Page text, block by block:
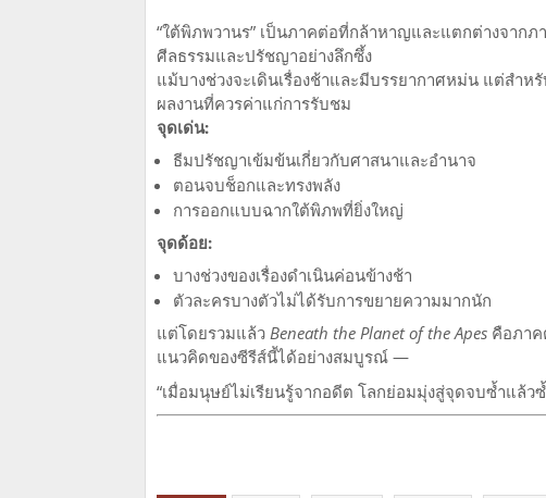
“ใต้พิภพวานร” เป็นภาคต่อที่กล้าหาญและแตกต่างจาก
ศีลธรรมและปรัชญาอย่างลึกซึ้ง
แม้บางช่วงจะเดินเรื่องช้าและมีบรรยากาศหม่น แต่ส
ผลงานที่ควรค่าแก่การรับชม
จุดเด่น:
ธีมปรัชญาเข้มข้นเกี่ยวกับศาสนาและอำนาจ
ตอนจบช็อกและทรงพลัง
การออกแบบฉากใต้พิภพที่ยิ่งใหญ่
จุดด้อย:
บางช่วงของเรื่องดำเนินค่อนข้างช้า
ตัวละครบางตัวไม่ได้รับการขยายความมากนัก
แต่โดยรวมแล้ว Beneath the Planet of the Apes คือภา
แนวคิดของซีรีส์นี้ได้อย่างสมบูรณ์ —
“เมื่อมนุษย์ไม่เรียนรู้จากอดีต โลกย่อมมุ่งสู่จุดจบซ้ำแล้วซ้